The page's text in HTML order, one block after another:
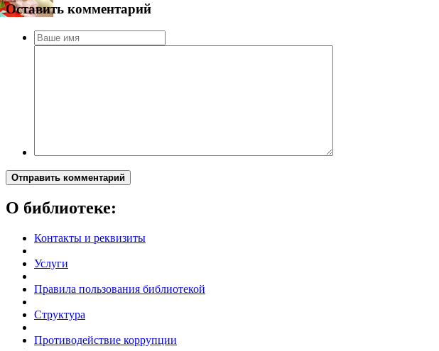
Оставить комментарий
Отправить комментарий
О библиотеке:
Контакты и реквизиты
Услуги
Правила пользования библиотекой
Структура
Противодействие коррупции